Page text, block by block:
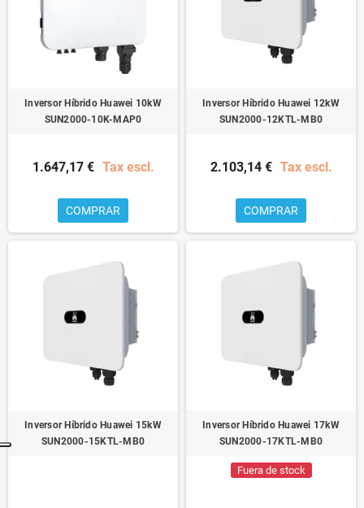
Inversor Híbrido Huawei 10kW
SUN2000-10K-MAP0
1.647,17 € Tax escl.
COMPRAR
Inversor Híbrido Huawei 12kW
SUN2000-12KTL-MB0
2.103,14 € Tax escl.
COMPRAR
Inversor Híbrido Huawei 15kW
SUN2000-15KTL-MB0
Inversor Híbrido Huawei 17kW
SUN2000-17KTL-MB0
Fuera de stock